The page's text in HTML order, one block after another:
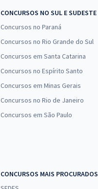
CONCURSOS NO SUL E SUDESTE
Concursos no Paraná
Concursos no Rio Grande do Sul
Concursos em Santa Catarina
Concursos no Espírito Santo
Concursos em Minas Gerais
Concursos no Rio de Janeiro
Concursos em São Paulo
CONCURSOS MAIS PROCURADOS